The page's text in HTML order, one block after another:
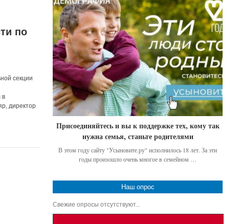
по
секции
в
директор
Присоединяйтесь и вы к поддержке тех, кому так
нужна семья, станьте родителями
В этом году сайту "Усыновите.ру" исполнилось 18 лет. За эти
годы произошло очень многое в семейном …
Наш опрос
Свежие опросы отсутствуют...